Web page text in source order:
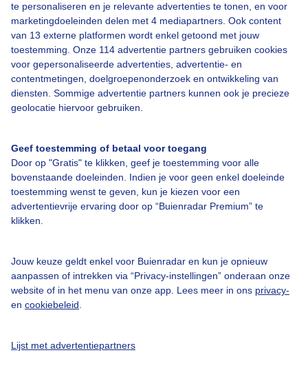
te personaliseren en je relevante advertenties te tonen, en voor
marketingdoeleinden delen met 4 mediapartners. Ook content
van 13 externe platformen wordt enkel getoond met jouw
toestemming. Onze 114 advertentie partners gebruiken cookies
voor gepersonaliseerde advertenties, advertentie- en
contentmetingen, doelgroepenonderzoek en ontwikkeling van
diensten. Sommige advertentie partners kunnen ook je precieze
geolocatie hiervoor gebruiken.
Geef toestemming of betaal voor toegang
Door op "Gratis" te klikken, geef je toestemming voor alle
bovenstaande doeleinden. Indien je voor geen enkel doeleinde
toestemming wenst te geven, kun je kiezen voor een
advertentievrije ervaring door op “Buienradar Premium” te
klikken.
Jouw keuze geldt enkel voor Buienradar en kun je opnieuw
aanpassen of intrekken via “Privacy-instellingen” onderaan onze
website of in het menu van onze app. Lees meer in ons privacy-
en cookiebeleid
Lijst met advertentiepartners
Over Buienradar
Bedrijfsgegevens
Contact
Toegankelijkheid
Gebruikersvoorwaarden
Adverteren
Privacy beleid
Cookie beleid